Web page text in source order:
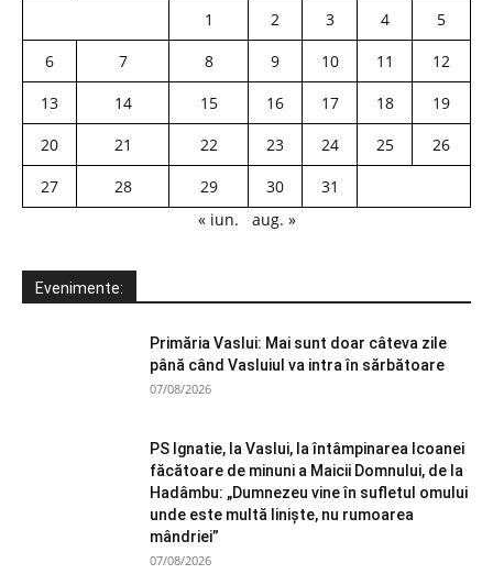
1 2 3 4
5
6
7 8 9 10 11
12
13
14 15 16 17 18
19
20
21 22 23 24 25
26
27
28 29 30
31
« iun.
aug. »
Evenimente:
Primăria Vaslui: Mai sunt doar câteva zile
până când Vasluiul va intra în sărbătoare
07/08/2026
PS Ignatie, la Vaslui, la întâmpinarea Icoanei
făcătoare de minuni a Maicii Domnului, de la
Hadâmbu: „Dumnezeu vine în sufletul omului
unde este multă liniște, nu rumoarea
mândriei”
07/08/2026